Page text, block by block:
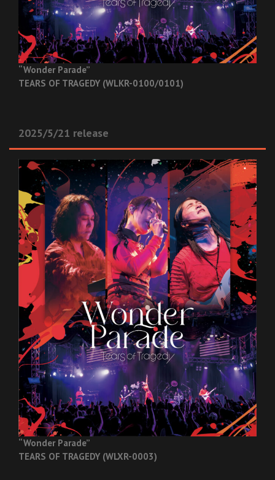
“Wonder Parade”
TEARS OF TRAGEDY (WLKR-0100/0101)
2025/5/21 release
“Wonder Parade”
TEARS OF TRAGEDY (WLXR-0003)